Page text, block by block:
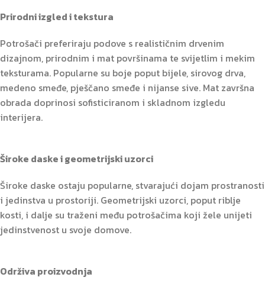
Prirodni izgled i tekstura
Potrošači preferiraju podove s realističnim drvenim
dizajnom, prirodnim i mat površinama te svijetlim i mekim
teksturama. Popularne su boje poput bijele, sirovog drva,
medeno smeđe, pješčano smeđe i nijanse sive. Mat završna
obrada doprinosi sofisticiranom i skladnom izgledu
interijera.
Široke daske i geometrijski uzorci
Široke daske ostaju popularne, stvarajući dojam prostranosti
i jedinstva u prostoriji. Geometrijski uzorci, poput riblje
kosti, i dalje su traženi među potrošačima koji žele unijeti
jedinstvenost u svoje domove.
Održiva proizvodnja